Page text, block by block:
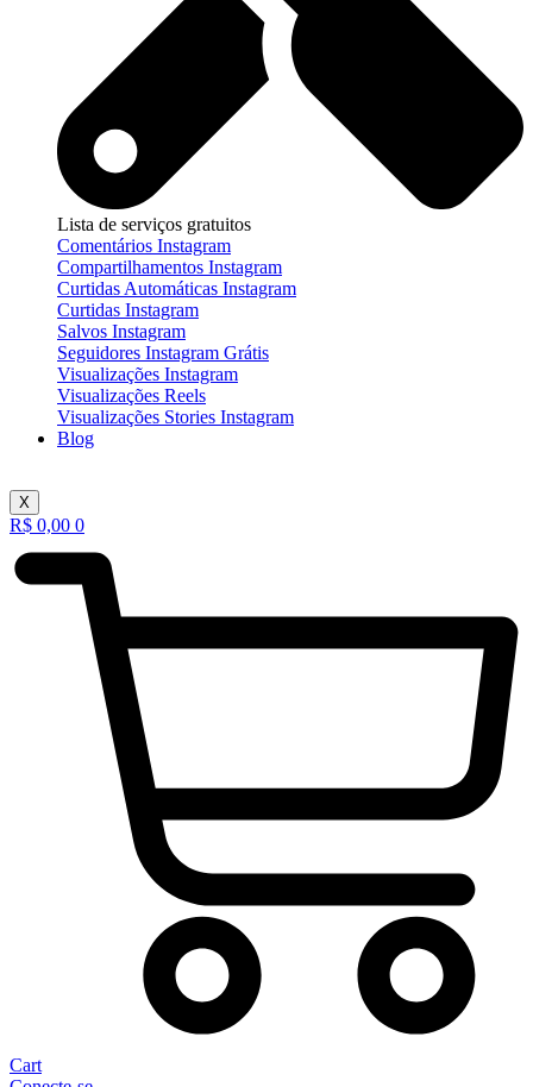
Lista de serviços gratuitos
Comentários Instagram
Compartilhamentos Instagram
Curtidas Automáticas Instagram
Curtidas Instagram
Salvos Instagram
Seguidores Instagram Grátis
Visualizações Instagram
Visualizações Reels
Visualizações Stories Instagram
Blog
X
R$ 0,00 0
Cart